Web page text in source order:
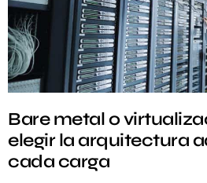
Bare metal o
elegir la arquitectura
cada carga